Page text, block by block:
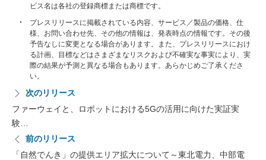
ビス名は各社の登録商標または商標です。
プレスリリースに掲載されている内容、サービス／製品の価格、仕
様、お問い合わせ先、その他の情報は、発表時点の情報です。その後
予告なしに変更となる場合があります。また、プレスリリースにおけ
る計画、目標などはさまざまなリスクおよび不確実な事実により、実
際の結果が予測と異なる場合もあります。あらかじめご了承くださ
い。
次のリリース
ファーウェイと、ロボットにおける5Gの活用に向けた実証実
験…
前のリリース
「自然でんき」の提供エリア拡大について～東北電力、中部電